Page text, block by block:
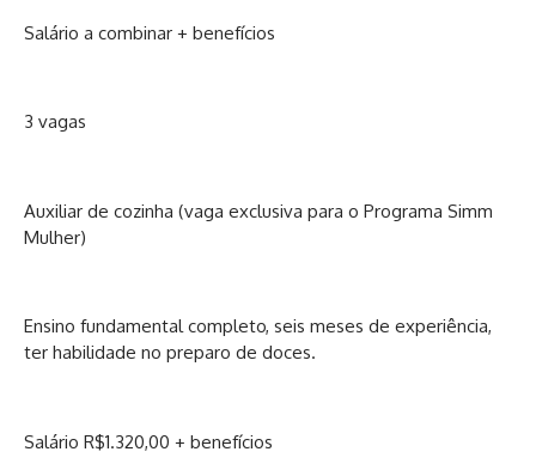
Salário a combinar + benefícios
3 vagas
Auxiliar de cozinha (vaga exclusiva para o Programa Simm
Mulher)
Ensino fundamental completo, seis meses de experiência,
ter habilidade no preparo de doces.
Salário R$1.320,00 + benefícios